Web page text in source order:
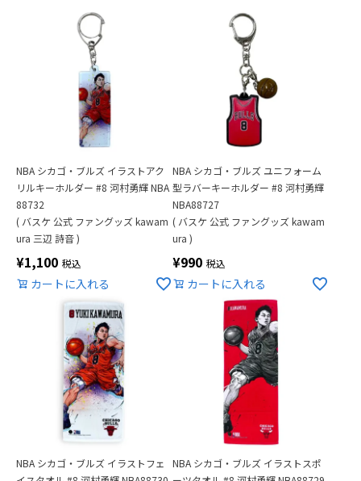
NBA シカゴ・ブルズ イラストアク
リルキーホルダー #8 河村勇輝 NBA
88732
( バスケ 公式 ファングッズ kawam
ura 三辺 詩音 )
¥1,100 税込
カートに入れる
NBA シカゴ・ブルズ ユニフォーム
型ラバーキーホルダー #8 河村勇輝
NBA88727
( バスケ 公式 ファングッズ kawam
ura )
¥990 税込
カートに入れる
NBA シカゴ・ブルズ イラストフェ
NBA シカゴ・ブルズ イラストスポ